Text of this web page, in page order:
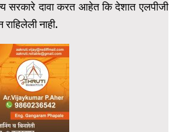
सरकारे दावा करत आहेत कि देशात एलपीजी
नाही.